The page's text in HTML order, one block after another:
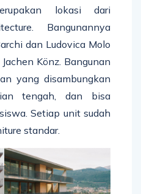
lokasi dari
Bangunannya
dan Ludovica Molo
Könz. Bangunan
yang disambungkan
tengah, dan bisa
Setiap unit sudah
standar.